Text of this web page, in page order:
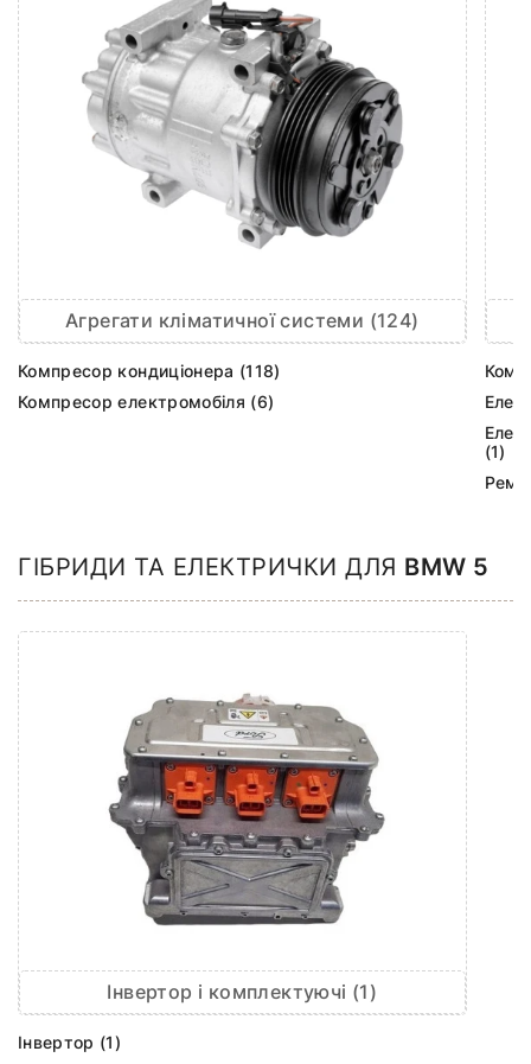
Агрегати кліматичної системи (124)
Компресор кондиціонера (118)
Компресор електромобіля (6)
(1)
ГІБРИДИ ТА ЕЛЕКТРИЧКИ ДЛЯ BMW 5
Інвертор і комплектуючі (1)
Інвертор (1)